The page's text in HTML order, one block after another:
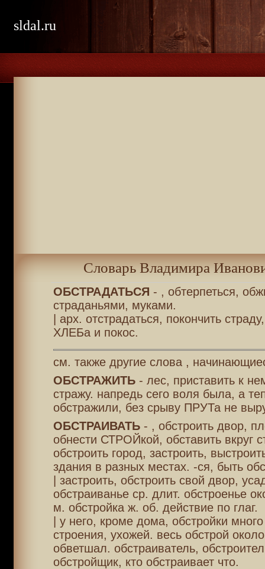
sldal.ru
Словарь Владимира
ОБСТРАДАТЬСЯ - , обтерпеться,
страданьями, муками.
| арх. отстрадаться, покончить
ХЛЕБа и покос.
см. также другие слова ,
ОБСТРАЖИТЬ- лес, приставить к
стражу. напредь сего воля была, а
обстражили, без срыву ПРУТа не
ОБСТРАИВАТЬ- , обстроить двор,
обнести СТРОЙкой, обставить вкруг
обстроить город, застроить,
здания в разных местах. -ся, быть
| застроить, обстроить свой двор,
обстраиванье ср. длит. обстроенье
м. обстройка ж. об. действие по глаг.
| у него, кроме дома, обстройки
строения, ухожей. весь обстрой
обветшал. обстраиватель,
обстройщик, кто обстраивает что.